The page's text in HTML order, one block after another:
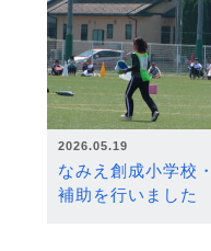
2026.05.19
なみえ創成小学校
補助を行いました